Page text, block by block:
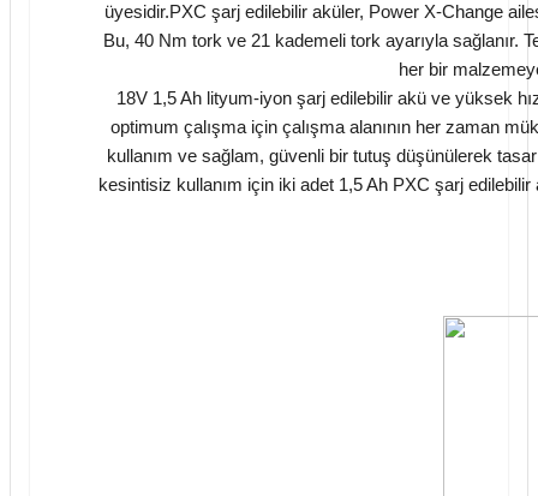
üyesidir.PXC şarj edilebilir aküler, Power X-Change
Bu, 40 Nm tork ve 21 kademeli tork ayarıyla sağlanır.
her bir
18V 1,5 Ah lityum-iyon şarj edilebilir akü ve yüksek
optimum çalışma için çalışma alanının her zaman
kullanım ve sağlam, güvenli bir tutuş düşünülerek
kesintisiz kullanım için iki adet 1,5 Ah PXC şarj